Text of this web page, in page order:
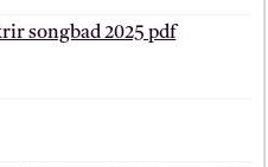
songbad 2025 pdf